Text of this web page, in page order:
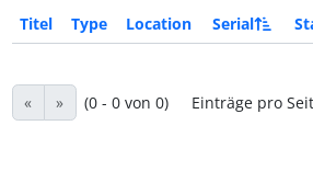
Titel Type Location Serial
« » (0 - 0 von 0) Einträge pro